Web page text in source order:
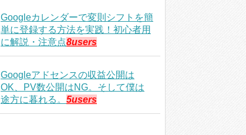
Googleカレンダーで変則シフトを簡
単に登録する方法を実践！初心者用
に解説・注意点8users
Googleアドセンスの収益公開は
OK、PV数公開はNG。そして僕は
途方に暮れる。 5users